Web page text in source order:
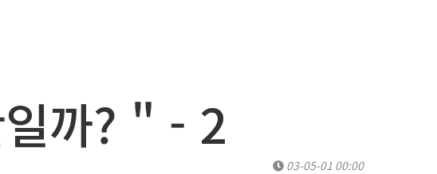
까? " - 2
03-05-01 00:00